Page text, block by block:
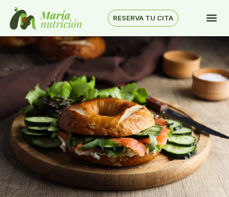
RESERVA TU CITA